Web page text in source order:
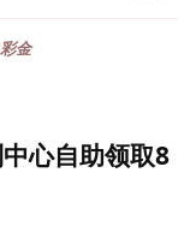
金
心自助领取8